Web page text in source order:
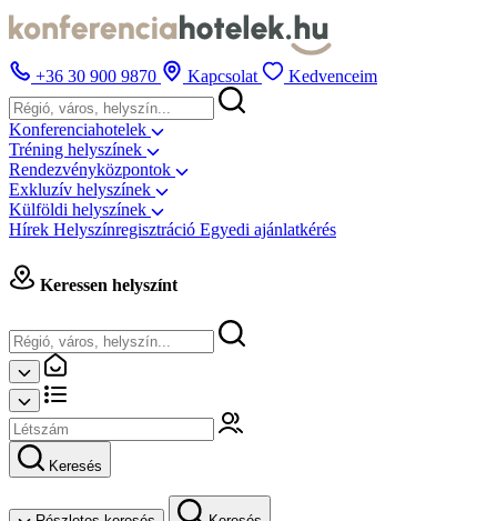
+36 30 900 9870 Kapcsolat Kedvenceim
Konferenciahotelek
Tréning helyszínek
Rendezvényközpontok
Exkluzív helyszínek
Külföldi helyszínek
Hírek Helyszínregisztráció Egyedi ajánlatkérés
Keressen helyszínt
Keresés